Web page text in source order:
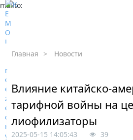
mailto:
Главная > Новости
Влияние китайско-
тарифной войны на
лиофилизаторы
2025-05-15 14:05:43 39